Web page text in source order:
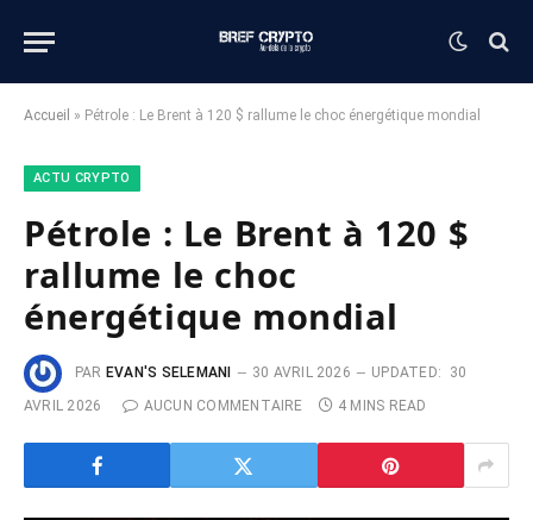
Accueil » Pétrole : Le Brent à 120 $ rallume le choc énergétique mondial
ACTU CRYPTO
Pétrole : Le Brent à 120 $
rallume le choc
énergétique mondial
PAR EVAN'S SELEMANI 30 AVRIL 2026 UPDATED:
30
AVRIL 2026
AUCUN COMMENTAIRE 4 MINS READ